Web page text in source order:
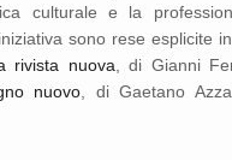
culturale e la
sono rese esplicite
rivista nuova , di Gianni
nuovo , di Gaetano